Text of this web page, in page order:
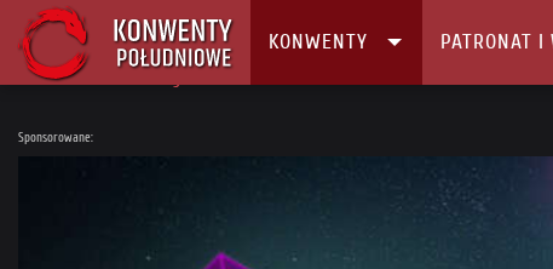
KONWENTY PATRONAT I
Główna
Sponsorowane: